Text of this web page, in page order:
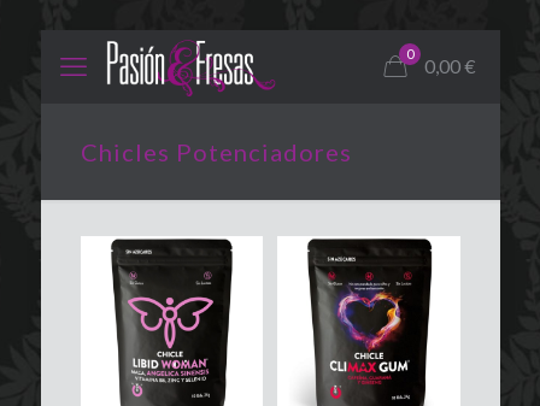
0
0,00€
Chicles Potenciadores